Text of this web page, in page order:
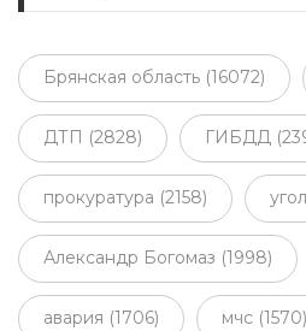
Брянская область (16072)
ДТП (2828) ГИБДД
прокуратура (2158)
Александр Богомаз (1998)
авария (1706) мчс (1570)